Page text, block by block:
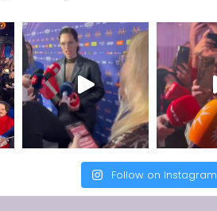
Follow on Instagram